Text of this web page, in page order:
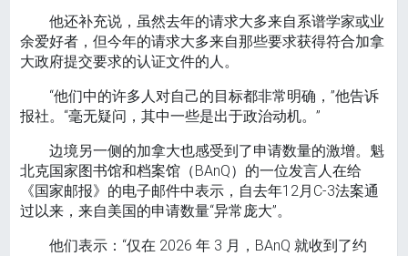
他还补充说，虽然去年的请求大多来自系谱学家或业
余爱好者，但今年的请求大多来自那些要求获得符合加拿
大政府提交要求的认证文件的人。
“他们中的许多人对自己的目标都非常明确，”他告诉
报社。“毫无疑问，其中一些是出于政治动机。”
边境另一侧的加拿大也感受到了申请数量的激增。魁
北克国家图书馆和档案馆（BAnQ）的一位发言人在给
《国家邮报》的电子邮件中表示，自去年12月C-3法案通
过以来，来自美国的申请数量“异常庞大”。
他们表示：“仅在 2026 年 3 月，BAnQ 就收到了约